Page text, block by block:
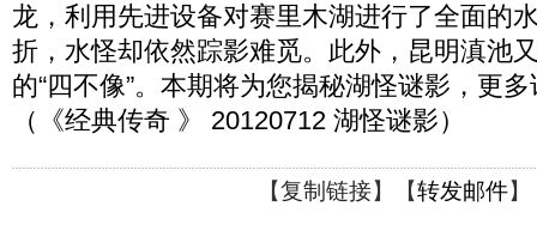
龙，利用先进设备对赛里木湖进行了全面的
折，水怪却依然踪影难觅。此外，昆明滇池
的“四不像”。本期将为您揭秘湖怪谜影，更
（《经典传奇 》 20120712 湖怪谜影）
【复制链接】【转发邮件】